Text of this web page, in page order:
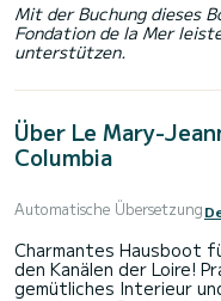
Mit der Buchung dieses
Fondation de la Mer
unterstützen.
Über Le Mary-
Columbia
Automatische Übersetzung
Charmantes Hausboot
den Kanälen der Loire!
gemütliches Interieur